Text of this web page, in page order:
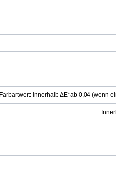
Farbartwert: innerhalb ΔE*ab 0,04 (wenn